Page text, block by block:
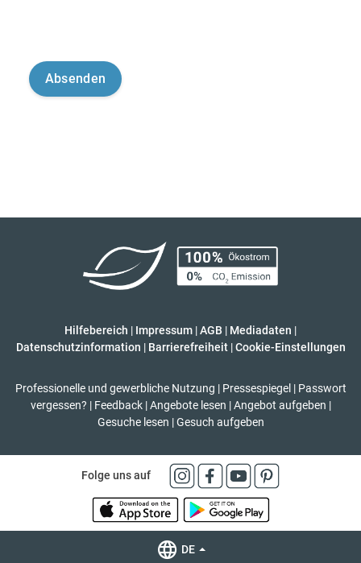
Hilfebereich | Impressum |AGB | Mediadaten |
Datenschutzinformation | Barrierefreiheit | Cookie-Einstellungen
Professionelle und gewerbliche Nutzung | Pressespiegel | Passwort
vergessen? | Feedback | Angebote lesen | Angebot aufgeben |
Gesuche lesen | Gesuch aufgeben
Folge uns auf
DE